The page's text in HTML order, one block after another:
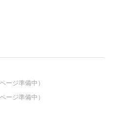
ージ準備中）
ージ準備中）